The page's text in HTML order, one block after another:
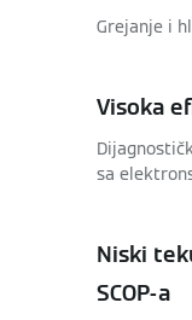
Grejanje i
Visoka
sa
Niski
SCOP-a